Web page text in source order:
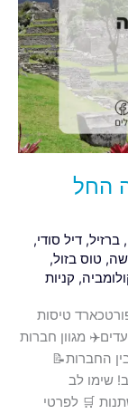
החל
, ברזיל, דיל סודי,
, טוס בזול,
, קניות
טיסות
החל מ-687$🌍 מגוון יעדים✈️ מגוון חברות
משתנה בין החברות📝
שימו לב
🛒 לפרטי